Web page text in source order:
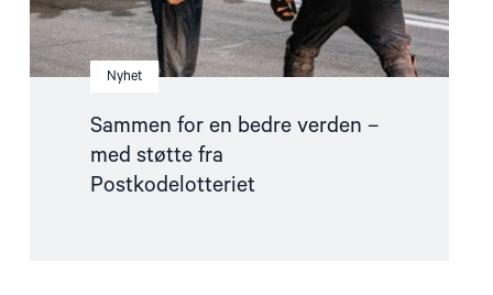
Nyhet
Sammen for en bedre verden –
med støtte fra
Postkodelotteriet